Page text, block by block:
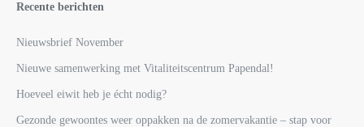
Recente berichten
Nieuwsbrief November
Nieuwe samenwerking met Vitaliteitscentrum Papendal!
Hoeveel eiwit heb je écht nodig?
Gezonde gewoontes weer oppakken na de zomervakantie – stap voor